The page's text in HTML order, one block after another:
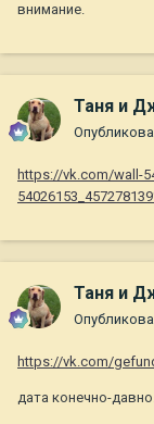
внимание.
Таня и
https://vk.com/wall-
Таня и
https://vk.com/
дата конечно-